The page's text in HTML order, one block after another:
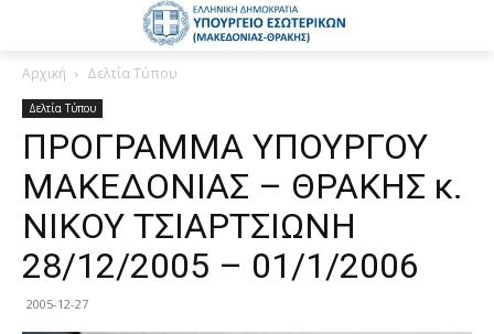
Αρχική Δελτία Τύπου
Δελτία Τύπου
ΠΡΟΓΡΑΜΜΑ ΥΠΟΥΡΓΟΥ
ΜΑΚΕΔΟΝΙΑΣ – ΘΡΑΚΗΣ κ.
ΝΙΚΟΥ ΤΣΙΑΡΤΣΙΩΝΗ
28/12/2005 – 01/1/2006
2005-12-27